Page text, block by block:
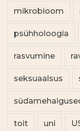
mikrobioom
psühholoogia
rasvumine
seksuaalsus
toit uni